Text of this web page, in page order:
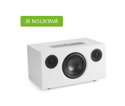
IR NOLIKTAVĀ